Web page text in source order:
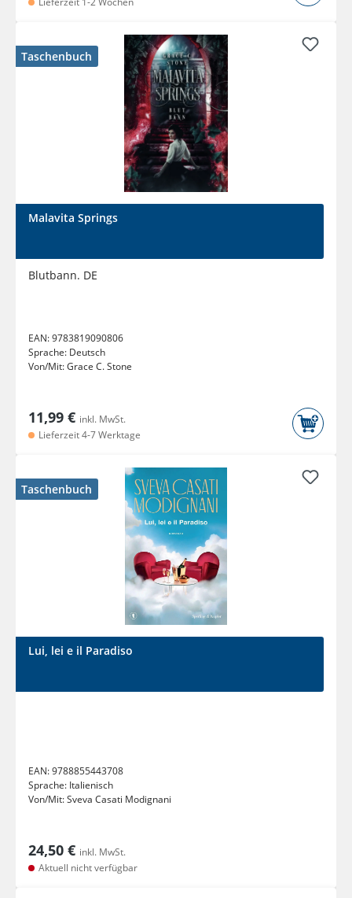
Taschenbuch
Malavita Springs
Blutbann. DE
EAN:9783819090806
Sprache: Deutsch
Von/Mit:Grace C. Stone
11,99 € inkl. MwSt.
Lieferzeit 4-7 Werktage
Taschenbuch
Lui, lei e il Paradiso
EAN:9788855443708
Sprache: Italienisch
Von/Mit:Sveva Casati Modignani
24,50 € inkl. MwSt.
Aktuell nicht verfügbar